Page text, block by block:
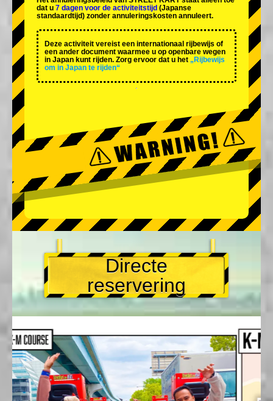
dat u 7 dagen voor de activiteitstijd (Japanse
standaardtijd) zonder annuleringskosten annuleert.
Deze activiteit vereist een internationaal rijbewijs of
een ander document waarmee u op openbare wegen
in Japan kunt rijden. Zorg ervoor dat u het „Rijbewijs
om in Japan te rijden“
Directe
reservering